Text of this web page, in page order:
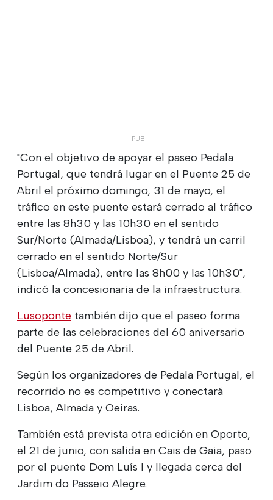
"Con el objetivo de apoyar el paseo Pedala
Portugal, que tendrá lugar en el Puente 25 de
Abril el próximo domingo, 31 de mayo, el
tráfico en este puente estará cerrado al tráfico
entre las 8h30 y las 10h30 en el sentido
Sur/Norte (Almada/Lisboa), y tendrá un carril
cerrado en el sentido Norte/Sur
(Lisboa/Almada), entre las 8h00 y las 10h30",
indicó la concesionaria de la infraestructura.
Lusoponte también dijo que el paseo forma
parte de las celebraciones del 60 aniversario
del Puente 25 de Abril.
Según los organizadores de Pedala Portugal, el
recorrido no es competitivo y conectará
Lisboa, Almada y Oeiras.
También está prevista otra edición en Oporto,
el 21 de junio, con salida en Cais de Gaia, paso
por el puente Dom Luís I y llegada cerca del
Jardim do Passeio Alegre.